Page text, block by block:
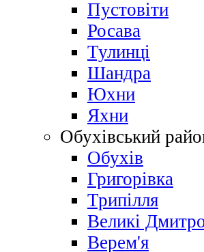
Пустовіти
Росава
Тулинці
Шандра
Юхни
Яхни
Обухівський
Обухів
Григорівка
Трипілля
Великі
Bерем'я